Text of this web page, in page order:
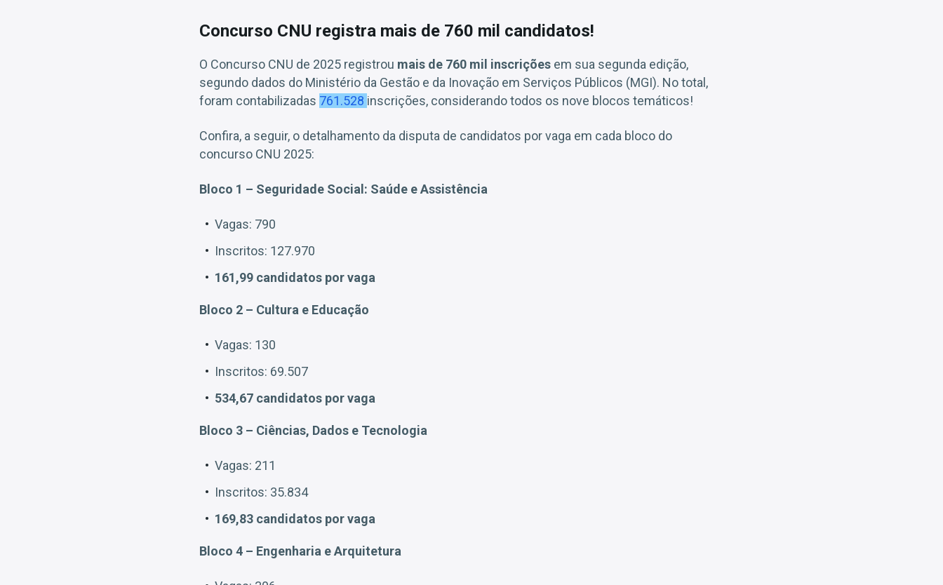
Concurso CNU registra mais de 760 mil candidatos!
O Concurso CNU de 2025 registrou mais de 760 mil inscrições em sua segunda edição,
segundo dados do Ministério da Gestão e da Inovação em Serviços Públicos (MGI). No total,
foram contabilizadas 761.528 inscrições, considerando todos os nove blocos temáticos!
Confira, a seguir, o detalhamento da disputa de candidatos por vaga em cada bloco do
concurso CNU 2025:
Bloco 1 – Seguridade Social: Saúde e Assistência
Vagas: 790
Inscritos: 127.970
161,99 candidatos por vaga
Bloco 2 – Cultura e Educação
Vagas: 130
Inscritos: 69.507
534,67 candidatos por vaga
Bloco 3 – Ciências, Dados e Tecnologia
Vagas: 211
Inscritos: 35.834
169,83 candidatos por vaga
Bloco 4 – Engenharia e Arquitetura